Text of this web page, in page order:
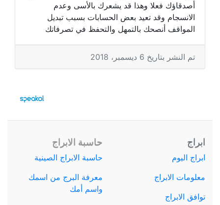
أصدقاؤك فعلا وهذا قد يشعرك بالأسى وعدم
الانسجام وقد تعيد بعض الحسابات بسبب تبديل
المواقف أنصحك بالتمهل والتحفظ في تصرفاتك
تم النشر بتاريخ 6 ديسمبر، 2018
ابراج
ابراج اليوم
معلومات الابراج
توافق الابراج
حاسبة الابراج
حاسبة الابراج الصينية
معرفة البرج من اسمك
واسم أمك